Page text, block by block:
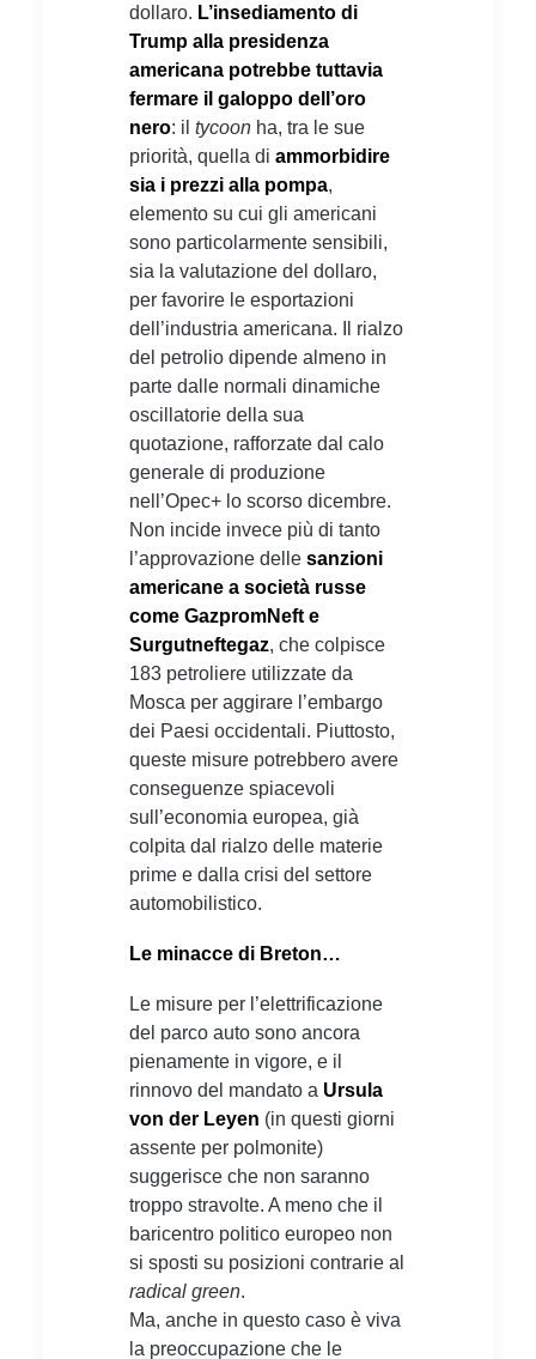
dollaro. L’insediamento di
Trump alla presidenza
americana potrebbe tuttavia
fermare il galoppo dell’oro
nero: il tycoon ha, tra le sue
priorità, quella di ammorbidire
sia i prezzi alla pompa,
elemento su cui gli americani
sono particolarmente sensibili,
sia la valutazione del dollaro,
per favorire le esportazioni
dell’industria americana. Il rialzo
del petrolio dipende almeno in
parte dalle normali dinamiche
oscillatorie della sua
quotazione, rafforzate dal calo
generale di produzione
nell’Opec+ lo scorso dicembre.
Non incide invece più di tanto
l’approvazione delle sanzioni
americane a società russe
come GazpromNeft e
Surgutneftegaz, che colpisce
183 petroliere utilizzate da
Mosca per aggirare l’embargo
dei Paesi occidentali. Piuttosto,
queste misure potrebbero avere
conseguenze spiacevoli
sull’economia europea, già
colpita dal rialzo delle materie
prime e dalla crisi del settore
automobilistico.
Le minacce di Breton…
Le misure per l’elettrificazione
del parco auto sono ancora
pienamente in vigore, e il
rinnovo del mandato a Ursula
von der Leyen (in questi giorni
assente per polmonite)
suggerisce che non saranno
troppo stravolte. A meno che il
baricentro politico europeo non
si sposti su posizioni contrarie al
radical green.
Ma, anche in questo caso è viva
la preoccupazione che le